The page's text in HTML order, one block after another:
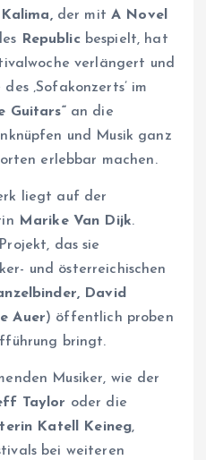
der mit A Novel
Republicbespielt, hat
verlängert und
‚Sofakonzerts’ im
Guitars“an die
und Musik ganz
erlebbar machen.
liegt auf der
Marike Van Dijk.
das sie
und österreichischen
David
Auer) öffentlich proben
bringt.
Musiker, wie der
Taylor oder die
Katell Keineg,
bei weiteren